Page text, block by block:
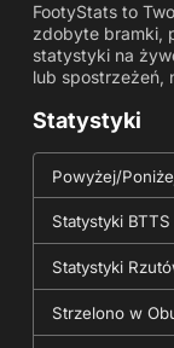
FootyStats to
zdobyte bramki,
statystyki na
lub spostrzeżeń,
Statystyki
Powyżej/
Statystyki BTTS
Statystyki
Strzelono w